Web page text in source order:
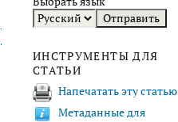
ИНСТРУМЕНТЫ ДЛЯ
СТАТЬИ
Напечатать эту статью
Метаданные для